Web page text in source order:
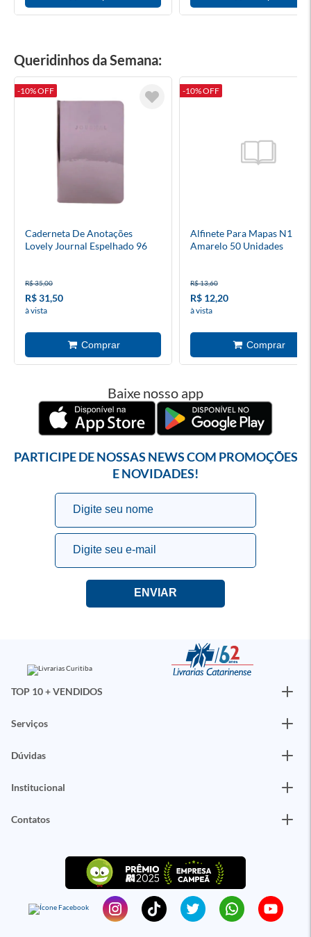
Queridinhos da Semana:
-10% OFF
Caderneta De Anotações
Lovely Journal Espelhado 96
R$ 35,00
R$ 31,50
à vista
-10% OFF
Alfinete Para Mapas N1
Amarelo 50 Unidades
R$ 13,60
R$ 12,20
à vista
Baixe nosso app
PARTICIPE DE NOSSAS NEWS COM PROMOÇÕES
E NOVIDADES!
TOP 10 + VENDIDOS
Serviços
Dúvidas
Institucional
Contatos